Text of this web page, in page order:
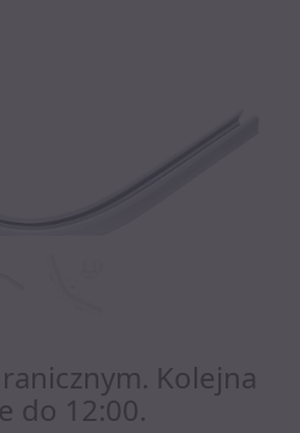
Kolejna
do 12:00.